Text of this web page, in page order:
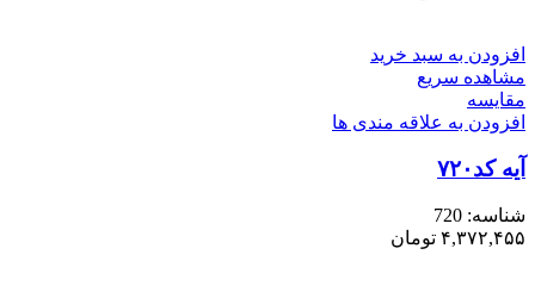
افزودن به سبد خرید
مشاهده سریع
مقایسه
افزودن به علاقه مندی ها
آیه کد۷۲۰
شناسه: 720
۴,۳۷۲,۴۵۵ تومان